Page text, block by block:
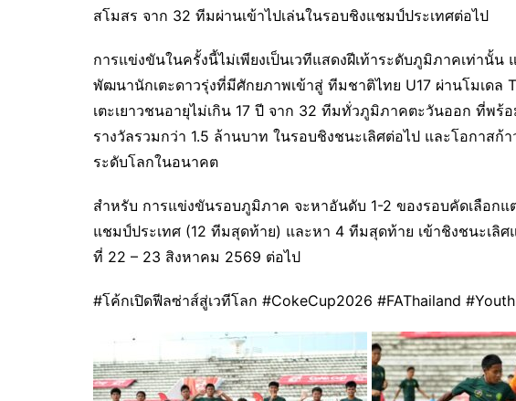
สโมสร จาก 32 ทีมผ่านเข้าไปเล่นในรอบชิงแชมป์ประเทศต่อไป
การแข่งขันในครั้งนี้ไม่เพียงเป็นเวทีแสดงฝีเท้าระดับภูมิภาคเท่านั้น
พัฒนานักเตะดาวรุ่งที่มีศักยภาพเข้าสู่ ทีมชาติไทย U17 ผ่านโมเดล
เตะเยาวชนอายุไม่เกิน 17 ปี จาก 32 ทีมทั่วภูมิภาคตะวันออก ที่พร้
รางวัลรวมกว่า 1.5 ล้านบาท ในรอบชิงชนะเลิศต่อไป และโอกาส
ระดับโลกในอนาคต
สำหรับ การแข่งขันรอบภูมิภาค จะหาอันดับ 1-2 ของรอบคัดเลือก
แชมป์ประเทศ (12 ทีมสุดท้าย) และหา 4 ทีมสุดท้าย เข้าชิงชนะเลิ
ที่ 22 – 23 สิงหาคม 2569 ต่อไป
#โค้กเปิดฟีลซ่าส์สู่เวทีโลก #CokeCup2026 #FAThailand